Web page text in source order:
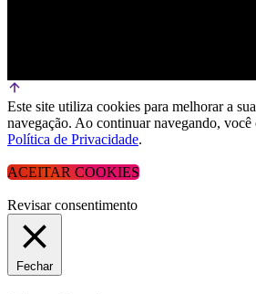
Este site utiliza cookies para melhorar a
navegação. Ao continuar navegando, você
Política de Privacidade.
ACEITAR COOKIES
Revisar consentimento
Fechar